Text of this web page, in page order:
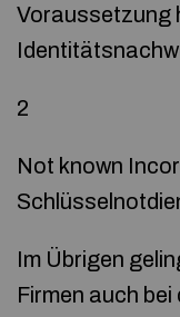
Voraussetzung
2
Not known
Im Übrigen
Firmen auch